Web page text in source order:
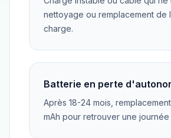
nettoyage ou remplacement de
charge.
Batterie en perte
Après 18-24 mois,
mAh pour retrouver une